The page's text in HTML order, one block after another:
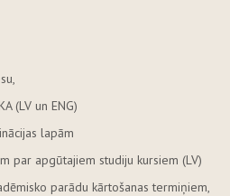
(LV un ENG)
lapām
par apgūtajiem studiju kursiem (LV)
parādu kārtošanas termiņiem,